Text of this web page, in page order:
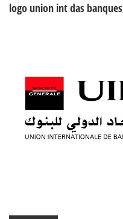
logo union int das banques